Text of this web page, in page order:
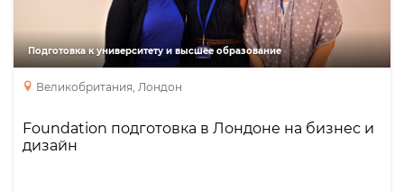
Подготовка к университету и высшее образование
Великобритания, Лондон
Foundation подготовка в Лондоне на бизнес и
дизайн
Year one
Academic English